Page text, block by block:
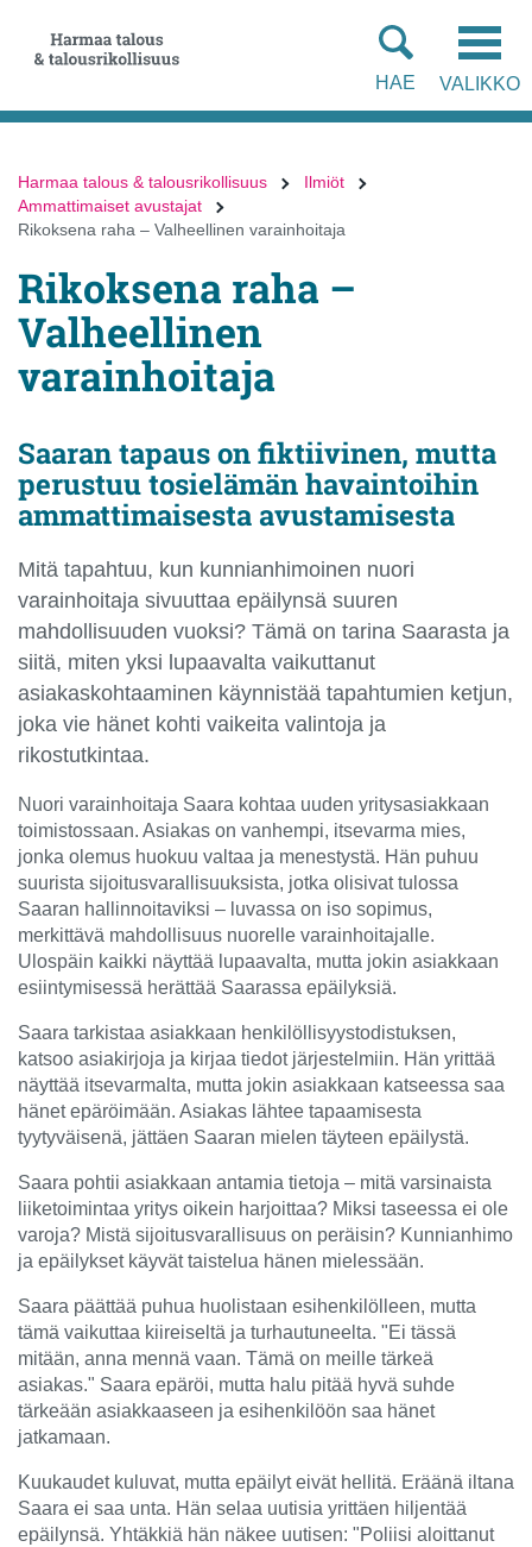
suoraan
sisältöön
sivuston
VALIKKO
HAE
Harmaa talous & talousrikollisuus
Ilmiöt
Ammattimaiset avustajat
Rikoksena raha – Valheellinen varainhoitaja
Rikoksena raha –
Valheellinen
varainhoitaja
Saaran tapaus on fiktiivinen, mutta
perustuu tosielämän havaintoihin
ammattimaisesta avustamisesta
Mitä tapahtuu, kun kunnianhimoinen nuori
varainhoitaja sivuuttaa epäilynsä suuren
mahdollisuuden vuoksi? Tämä on tarina Saarasta ja
siitä, miten yksi lupaavalta vaikuttanut
asiakaskohtaaminen käynnistää tapahtumien ketjun,
joka vie hänet kohti vaikeita valintoja ja
rikostutkintaa.
Nuori varainhoitaja Saara kohtaa uuden yritysasiakkaan
toimistossaan. Asiakas on vanhempi, itsevarma mies,
jonka olemus huokuu valtaa ja menestystä. Hän puhuu
suurista sijoitusvarallisuuksista, jotka olisivat tulossa
Saaran hallinnoitaviksi – luvassa on iso sopimus,
merkittävä mahdollisuus nuorelle varainhoitajalle.
Ulospäin kaikki näyttää lupaavalta, mutta jokin asiakkaan
esiintymisessä herättää Saarassa epäilyksiä.
Saara tarkistaa asiakkaan henkilöllisyystodistuksen,
katsoo asiakirjoja ja kirjaa tiedot järjestelmiin. Hän yrittää
näyttää itsevarmalta, mutta jokin asiakkaan katseessa saa
hänet epäröimään. Asiakas lähtee tapaamisesta
tyytyväisenä, jättäen Saaran mielen täyteen epäilystä.
Saara pohtii asiakkaan antamia tietoja – mitä varsinaista
liiketoimintaa yritys oikein harjoittaa? Miksi taseessa ei ole
varoja? Mistä sijoitusvarallisuus on peräisin? Kunnianhimo
ja epäilykset käyvät taistelua hänen mielessään.
Saara päättää puhua huolistaan esihenkilölleen, mutta
tämä vaikuttaa kiireiseltä ja turhautuneelta. "Ei tässä
mitään, anna mennä vaan. Tämä on meille tärkeä
asiakas." Saara epäröi, mutta halu pitää hyvä suhde
tärkeään asiakkaaseen ja esihenkilöön saa hänet
jatkamaan.
Kuukaudet kuluvat, mutta epäilyt eivät hellitä. Eräänä iltana
Saara ei saa unta. Hän selaa uutisia yrittäen hiljentää
epäilynsä. Yhtäkkiä hän näkee uutisen: "Poliisi aloittanut